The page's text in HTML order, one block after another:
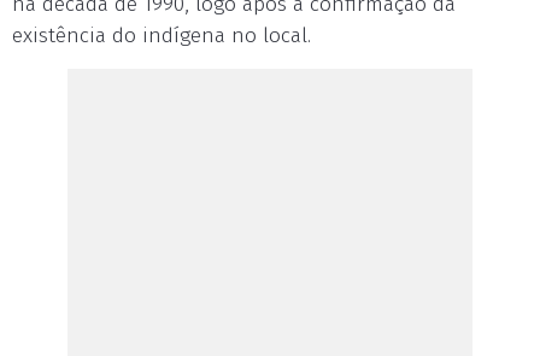
existência do indígena no local.